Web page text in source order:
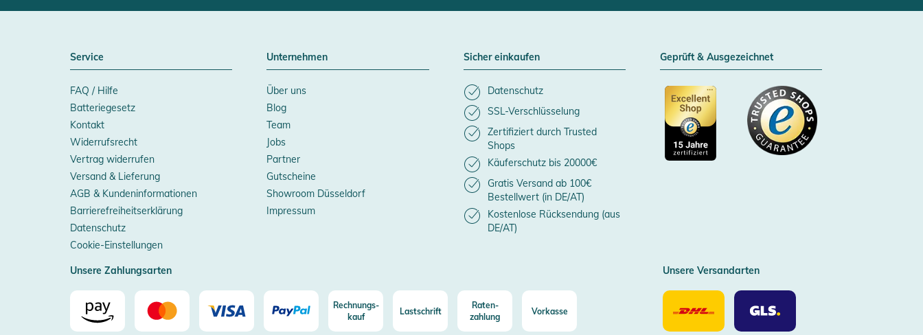
Service
FAQ / Hilfe
Batteriegesetz
Kontakt
Widerrufsrecht
Vertrag widerrufen
Versand & Lieferung
AGB & Kundeninformationen
Barrierefreiheitserklärung
Datenschutz
Cookie-Einstellungen
Unternehmen
Über uns
Blog
Team
Jobs
Partner
Gutscheine
Showroom Düsseldorf
Impressum
Sicher einkaufen
Datenschutz
SSL-Verschlüsselung
Zertifiziert durch Trusted
Shops
Käuferschutz bis 20000€
Gratis Versand ab 100€
Bestellwert (in DE/AT)
Kostenlose Rücksendung (aus
DE/AT)
Geprüft & Ausgezeichnet
Unsere Zahlungsarten
Rechnungs-
kauf
Lastschrift
Raten-
zahlung
Vorkasse
Unsere Versandarten
Unsere
Versandarten
DHL
Unsere
Versandarten
GLS